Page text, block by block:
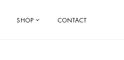
SHOP CONTACT